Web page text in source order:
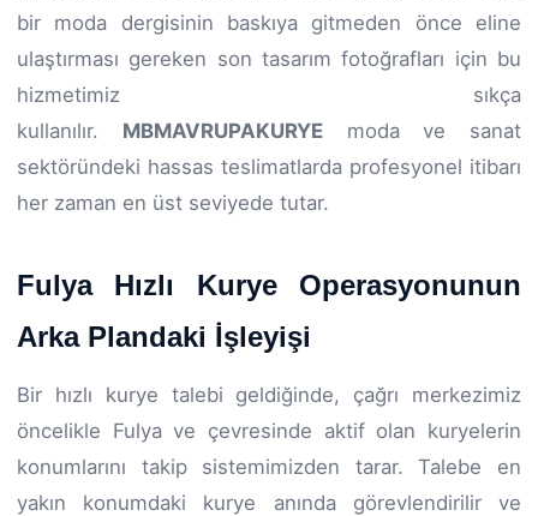
bir moda dergisinin baskıya gitmeden önce eline
ulaştırması gereken son tasarım fotoğrafları için bu
hizmetimiz sıkça
kullanılır. MBMAVRUPAKURYEmoda ve sanat
sektöründeki hassas teslimatlarda profesyonel itibarı
her zaman en üst seviyede tutar.
Fulya Hızlı Kurye Operasyonunun
Arka Plandaki İşleyişi
Bir hızlı kurye talebi geldiğinde, çağrı merkezimiz
öncelikle Fulya ve çevresinde aktif olan kuryelerin
konumlarını takip sistemimizden tarar. Talebe en
yakın konumdaki kurye anında görevlendirilir ve